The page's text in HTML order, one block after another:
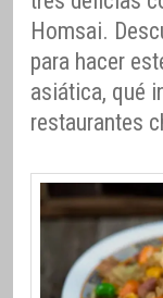
Homsai.
para hacer
asiática, qué
restaurantes